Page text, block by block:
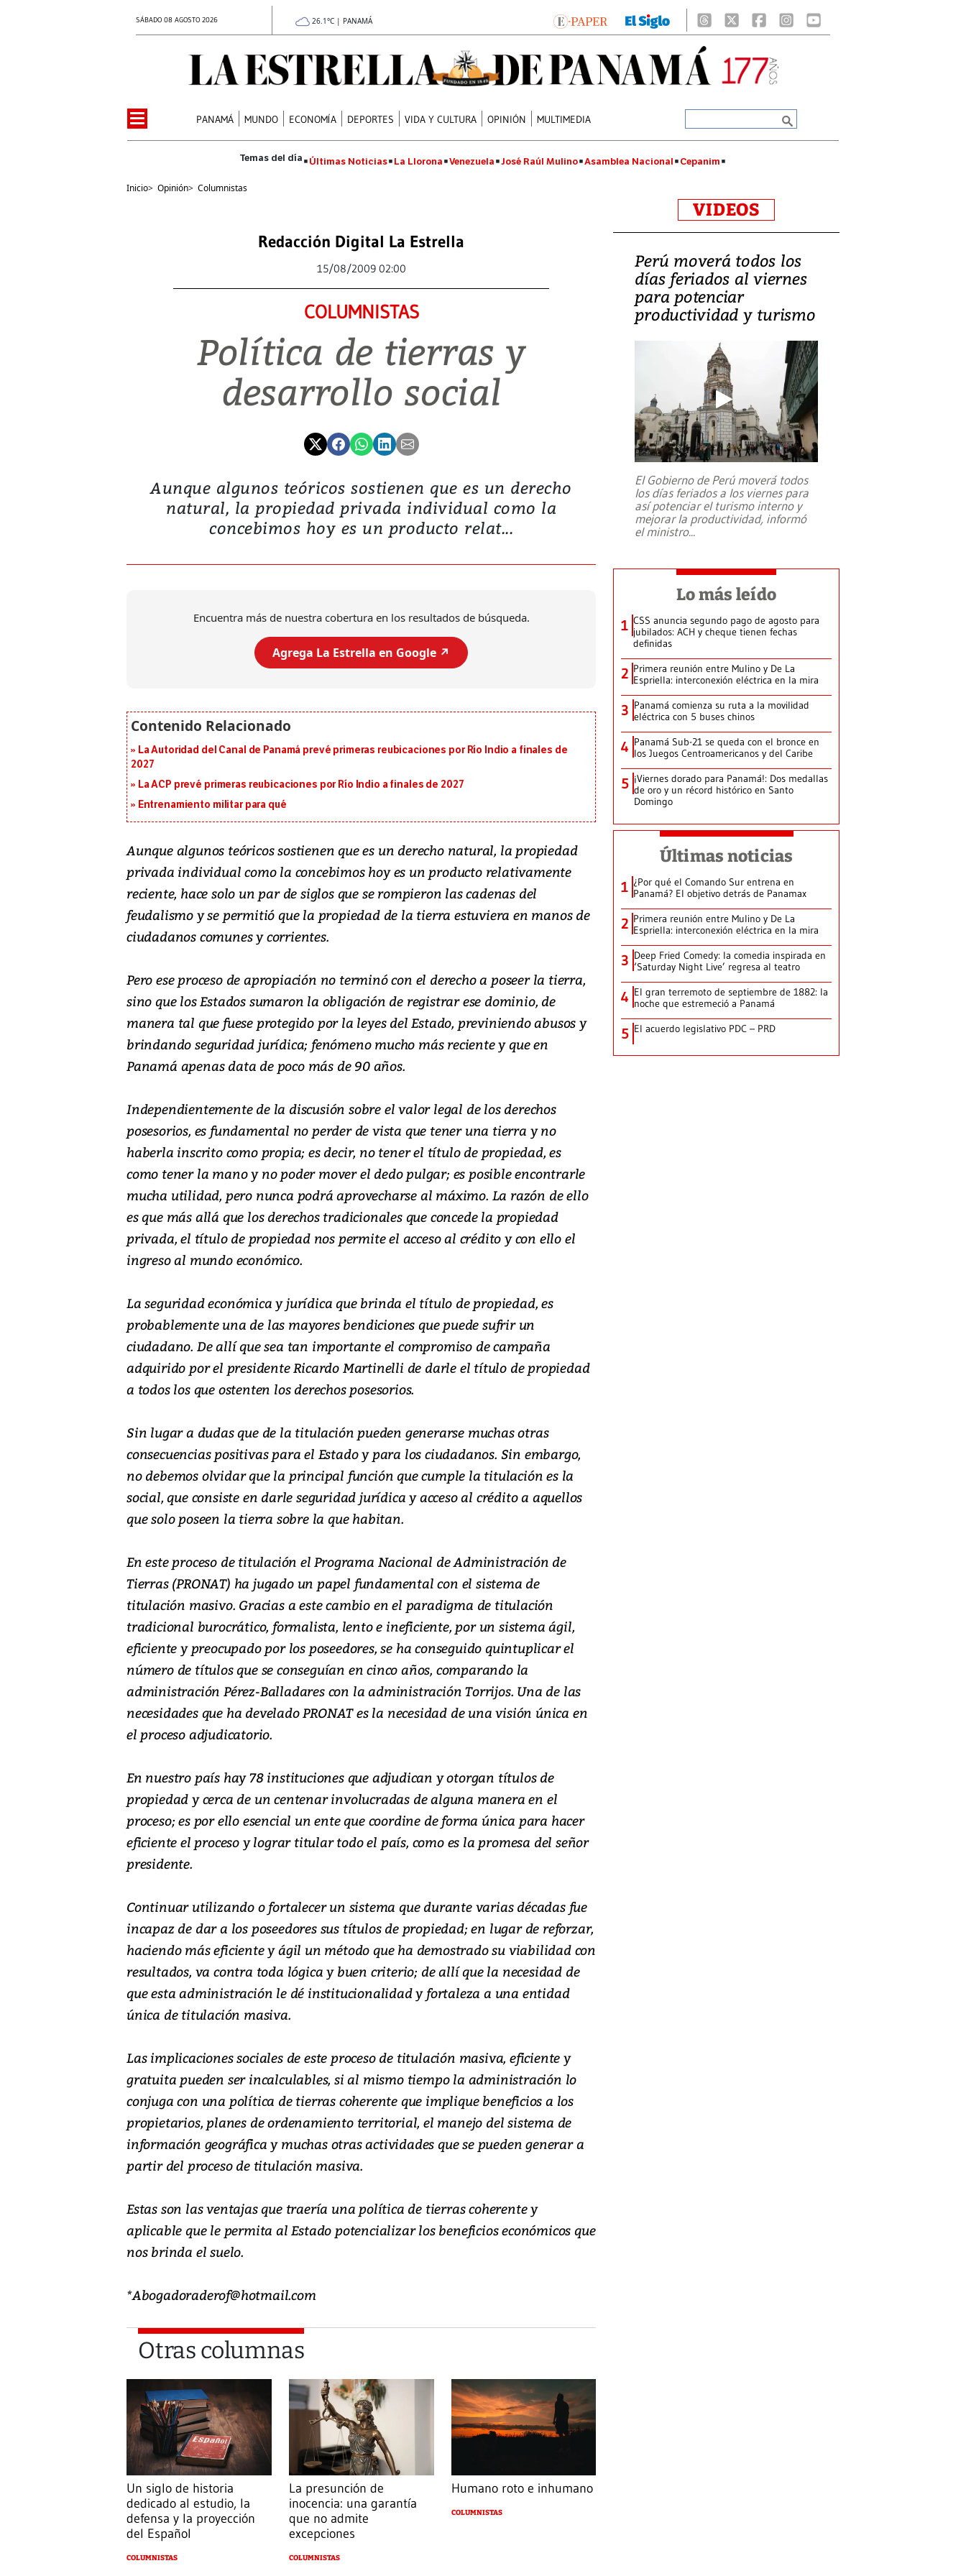
SÁBADO 08 AGOSTO 2026 26.1°C | PANAMÁ
PANAMÁ MUNDO ECONOMÍA DEPORTES VIDA Y CULTURA OPINIÓN MULTIMEDIA
Últimas Noticias La Llorona Venezuela José Raúl Mulino Asamblea Nacional Cepanim
Inicio> Opinión> Columnistas
Redacción Digital La Estrella
15/08/2009 02:00
COLUMNISTAS
Política de tierras y
desarrollo social
Aunque algunos teóricos sostienen que es un derecho
natural, la propiedad privada individual como la
concebimos hoy es un producto relat...
Encuentra más de nuestra cobertura en los resultados de búsqueda.
Agrega La Estrella en Google ↗️
La Autoridad del Canal de Panamá prevé primeras reubicaciones por Río Indio a finales de
2027
La ACP prevé primeras reubicaciones por Río Indio a finales de 2027
Entrenamiento militar para qué
Aunque algunos teóricos sostienen que es un derecho natural, la propiedad
privada individual como la concebimos hoy es un producto relativamente
reciente, hace solo un par de siglos que se rompieron las cadenas del
feudalismo y se permitió que la propiedad de la tierra estuviera en manos de
ciudadanos comunes y corrientes.
Pero ese proceso de apropiación no terminó con el derecho a poseer la tierra,
sino que los Estados sumaron la obligación de registrar ese dominio, de
manera tal que fuese protegido por la leyes del Estado, previniendo abusos y
brindando seguridad jurídica; fenómeno mucho más reciente y que en
Panamá apenas data de poco más de 90 años.
Independientemente de la discusión sobre el valor legal de los derechos
posesorios, es fundamental no perder de vista que tener una tierra y no
haberla inscrito como propia; es decir, no tener el título de propiedad, es
como tener la mano y no poder mover el dedo pulgar; es posible encontrarle
mucha utilidad, pero nunca podrá aprovecharse al máximo. La razón de ello
es que más allá que los derechos tradicionales que concede la propiedad
privada, el título de propiedad nos permite el acceso al crédito y con ello el
ingreso al mundo económico.
La seguridad económica y jurídica que brinda el título de propiedad, es
probablemente una de las mayores bendiciones que puede sufrir un
ciudadano. De allí que sea tan importante el compromiso de campaña
adquirido por el presidente Ricardo Martinelli de darle el título de propiedad
a todos los que ostenten los derechos posesorios.
Sin lugar a dudas que de la titulación pueden generarse muchas otras
consecuencias positivas para el Estado y para los ciudadanos. Sin embargo,
no debemos olvidar que la principal función que cumple la titulación es la
social, que consiste en darle seguridad jurídica y acceso al crédito a aquellos
que solo poseen la tierra sobre la que habitan.
En este proceso de titulación el Programa Nacional de Administración de
Tierras (PRONAT) ha jugado un papel fundamental con el sistema de
titulación masivo. Gracias a este cambio en el paradigma de titulación
tradicional burocrático, formalista, lento e ineficiente, por un sistema ágil,
eficiente y preocupado por los poseedores, se ha conseguido quintuplicar el
número de títulos que se conseguían en cinco años, comparando la
administración Pérez-Balladares con la administración Torrijos. Una de las
necesidades que ha develado PRONAT es la necesidad de una visión única en
el proceso adjudicatorio.
En nuestro país hay 78 instituciones que adjudican y otorgan títulos de
propiedad y cerca de un centenar involucradas de alguna manera en el
proceso; es por ello esencial un ente que coordine de forma única para hacer
eficiente el proceso y lograr titular todo el país, como es la promesa del señor
presidente.
Continuar utilizando o fortalecer un sistema que durante varias décadas fue
incapaz de dar a los poseedores sus títulos de propiedad; en lugar de reforzar,
haciendo más eficiente y ágil un método que ha demostrado su viabilidad con
resultados, va contra toda lógica y buen criterio; de allí que la necesidad de
que esta administración le dé institucionalidad y fortaleza a una entidad
única de titulación masiva.
Las implicaciones sociales de este proceso de titulación masiva, eficiente y
gratuita pueden ser incalculables, si al mismo tiempo la administración lo
conjuga con una política de tierras coherente que implique beneficios a los
propietarios, planes de ordenamiento territorial, el manejo del sistema de
información geográfica y muchas otras actividades que se pueden generar a
partir del proceso de titulación masiva.
Estas son las ventajas que traería una política de tierras coherente y
aplicable que le permita al Estado potencializar los beneficios económicos que
nos brinda el suelo.
*Abogadoraderof@hotmail.com
Otras columnas
Un siglo de historia
dedicado al estudio, la
defensa y la proyección
del Español
COLUMNISTAS
La presunción de
inocencia: una garantía
que no admite
excepciones
COLUMNISTAS
Humano roto e inhumano
COLUMNISTAS
VIDEOS
Perú moverá todos los
días feriados al viernes
para potenciar
productividad y turismo
El Gobierno de Perú moverá todos
los días feriados a los viernes para
así potenciar el turismo interno y
mejorar la productividad, informó
el ministro...
Lo más leído
1 CSS anuncia segundo pago de agosto para
jubilados: ACH y cheque tienen fechas
definidas
2 Primera reunión entre Mulino y De La
Espriella: interconexión eléctrica en la mira
3 Panamá comienza su ruta a la movilidad
eléctrica con 5 buses chinos
4 Panamá Sub-21 se queda con el bronce en
los Juegos Centroamericanos y del Caribe
5 ¡Viernes dorado para Panamá!: Dos medallas
de oro y un récord histórico en Santo
Domingo
Últimas noticias
1 ¿Por qué el Comando Sur entrena en
Panamá? El objetivo detrás de Panamax
2 Primera reunión entre Mulino y De La
Espriella: interconexión eléctrica en la mira
3 Deep Fried Comedy: la comedia inspirada en
‘Saturday Night Live’ regresa al teatro
4 El gran terremoto de septiembre de 1882: la
noche que estremeció a Panamá
5 El acuerdo legislativo PDC – PRD